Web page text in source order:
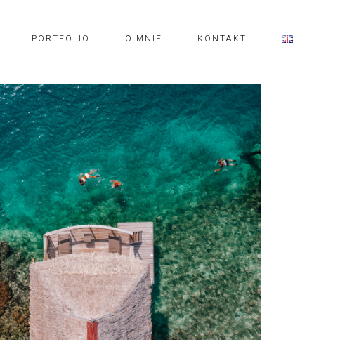
PORTFOLIO O MNIE KONTAKT